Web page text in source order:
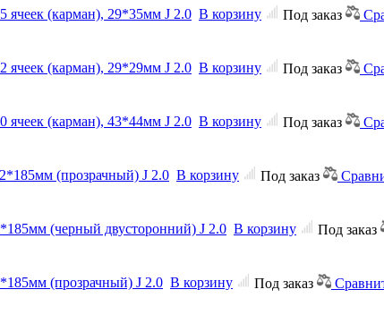
ячеек (карман), 29*35мм J 2.0 В корзину Под заказ
ячеек (карман), 29*29мм J 2.0 В корзину Под заказ
ячеек (карман), 43*44мм J 2.0 В корзину Под заказ
(прозрачный) J 2.0 В корзину Под заказ
(черный двусторонний) J 2.0 В корзину Под заказ
(прозрачный) J 2.0 В корзину Под заказ